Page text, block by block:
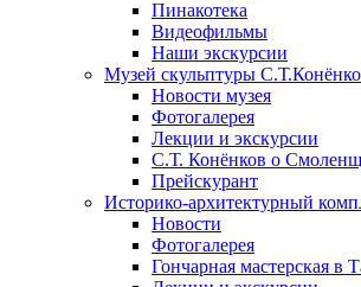
Пинакотека
Видеофильмы
Наши экскурсии
Музей скульптуры
Новости музея
Фотогалерея
Лекции и экскурсии
С.Т. Конёнков о
Прейскурант
Историко-архитектурный
Новости
Фотогалерея
Гончарная мастерская в